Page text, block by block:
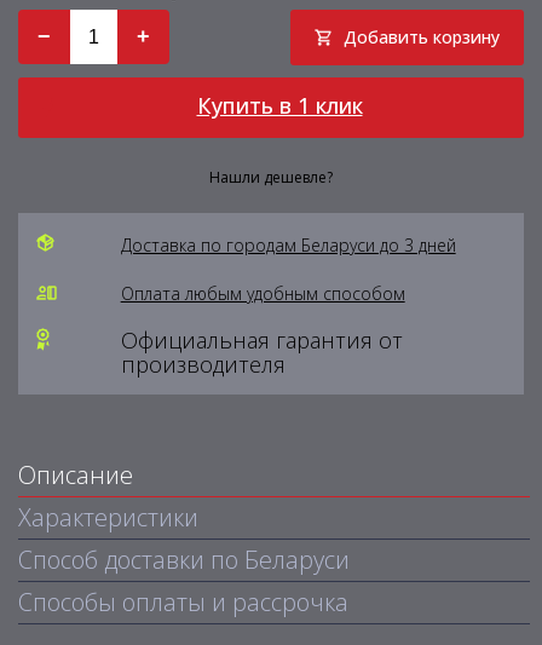
− + Добавить корзину
Купить в 1 клик
Нашли дешевле?
Доставка по городам Беларуси до 3 дней
Оплата любым удобным способом
Официальная гарантия от
производителя
Описание
Характеристики
Способ доставки по Беларуси
Способы оплаты и рассрочка